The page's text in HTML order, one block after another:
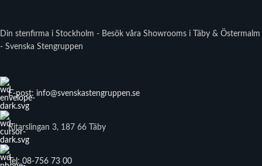
Din stenfirma i Stockholm - Besök våra Showrooms i Täby & Östermalm
- Svenska Stengruppen
E-post: info@svenskastengruppen.se
Ritarslingan 3, 187 66 Täby
Tel: 08-756 73 00